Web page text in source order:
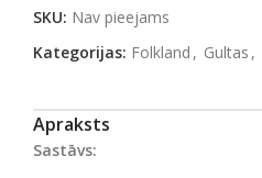
SKU: Nav pieejams
Kategorijas: Folkland , Gultas ,
Apraksts
Sastāvs: